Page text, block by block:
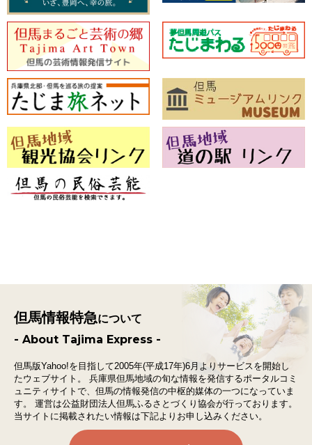
但馬情報特急について
- About Tajima Express -
但馬版Yahoo!を目指して2005年(平成17年)6月よりサービスを開始し
たウェブサイト。
兵庫県但馬地域の旬な情報を発信するポータルコミ
ュニティサイトで、 但馬の情報発信の中枢的媒体の一つになっていま
す。
運営は公益財団法人但馬ふるさとづくり協会が行っております。
当サイトに掲載されたい情報は下記よりお申し込みください。